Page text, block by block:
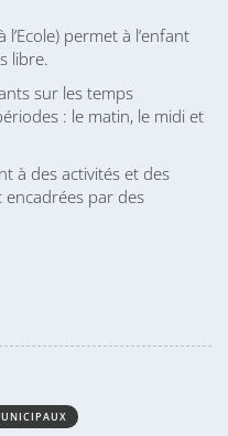
l’Ecole) permet à l’enfant
libre.
sur les temps
: le matin, le midi et
à des activités et des
par des